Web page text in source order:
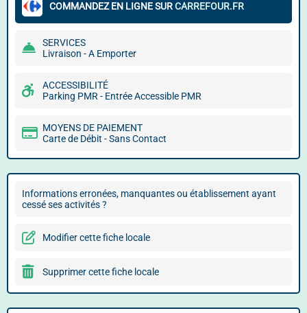
COMMANDEZ EN LIGNE SURCARREFOUR.FR
SERVICES
Livraison - A Emporter
ACCESSIBILITÉ
Parking PMR - Entrée Accessible PMR
MOYENS DE PAIEMENT
Carte de Débit - Sans Contact
Informations erronées, manquantes ou établissement ayant
cessé ses activités ?
Modifier cette fiche locale
Supprimer cette fiche locale